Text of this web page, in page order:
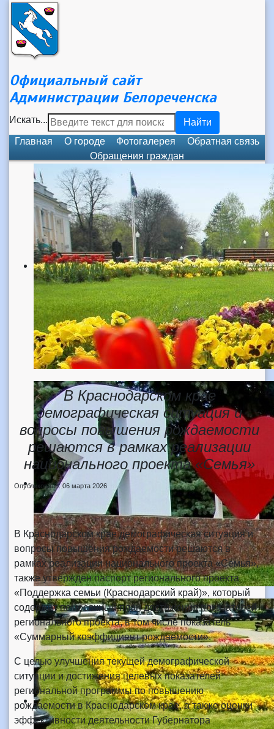
Официальный сайт
Администрации Белореченска
Искать...
Найти
Главная
О городе Фотогалерея
Обратная связь
Обращения граждан
В Краснодарском крае
демографическая ситуация и
вопросы повышения рождаемости
решаются в рамках реализации
национального проекта «Семья»
Опубликовано: 06 марта 2026
В Краснодарском крае демографическая ситуация и
вопросы повышения рождаемости решаются в
рамках реализации национального проекта «Семья»,
также утвержден паспорт регионального проекта
«Поддержка семьи (Краснодарский край)», который
содержит помесячный план достижения показателей
регионального проекта, в том числе показатель
«Суммарный коэффициент рождаемости».
С целью улучшения текущей демографической
ситуации и достижения целевых показателей
региональной программы по повышению
рождаемости в Краснодарском крае, а также оценки
эффективности деятельности Губернатора